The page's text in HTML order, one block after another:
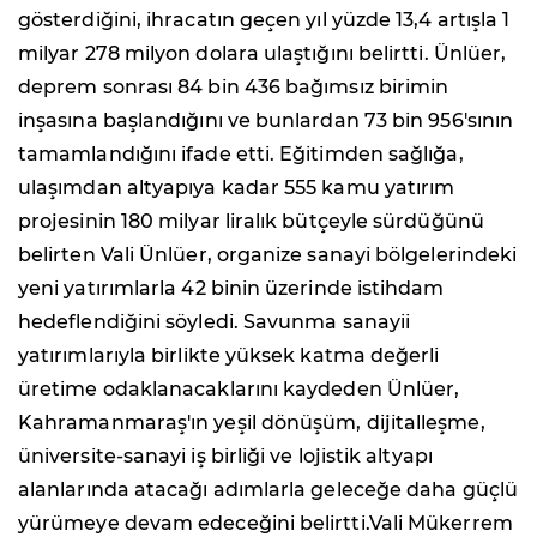
gösterdiğini, ihracatın geçen yıl yüzde 13,4 artışla 1
milyar 278 milyon dolara ulaştığını belirtti. Ünlüer,
deprem sonrası 84 bin 436 bağımsız birimin
inşasına başlandığını ve bunlardan 73 bin 956'sının
tamamlandığını ifade etti. Eğitimden sağlığa,
ulaşımdan altyapıya kadar 555 kamu yatırım
projesinin 180 milyar liralık bütçeyle sürdüğünü
belirten Vali Ünlüer, organize sanayi bölgelerindeki
yeni yatırımlarla 42 binin üzerinde istihdam
hedeflendiğini söyledi. Savunma sanayii
yatırımlarıyla birlikte yüksek katma değerli
üretime odaklanacaklarını kaydeden Ünlüer,
Kahramanmaraş'ın yeşil dönüşüm, dijitalleşme,
üniversite-sanayi iş birliği ve lojistik altyapı
alanlarında atacağı adımlarla geleceğe daha güçlü
yürümeye devam edeceğini belirtti.Vali Mükerrem